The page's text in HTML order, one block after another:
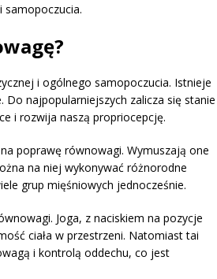
samopoczucia.
i ogólnego samopoczucia. Istnieje
najpopularniejszych zalicza się stanie
i rozwija naszą propriocepcję.
poprawę równowagi. Wymuszają one
na niej wykonywać różnorodne
grup mięśniowych jednocześnie.
Joga, z naciskiem na pozycje
ciała w przestrzeni. Natomiast tai
i kontrolą oddechu, co jest